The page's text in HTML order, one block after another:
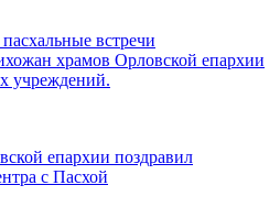
встречи
храмов Орловской епархии
учреждений.